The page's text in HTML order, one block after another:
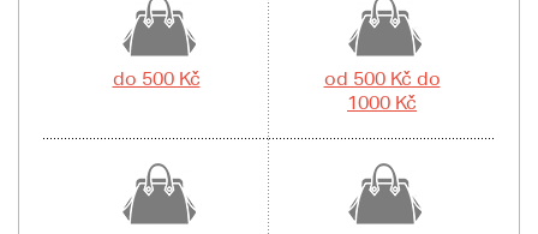
do 500 Kč
od 500 Kč do
1000 Kč